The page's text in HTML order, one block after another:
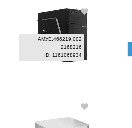
АМУЕ.466219.002
2168216
ID: 1161068934